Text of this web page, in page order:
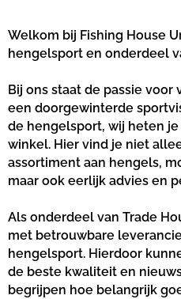
Welkom bij Fishing House
hengelsport en onderdeel
Bij ons staat de passie voor
een doorgewinterde
de hengelsport, wij heten
winkel. Hier vind je niet
assortiment aan hengels,
maar ook eerlijk advies en
Als onderdeel van Trade
met betrouwbare
hengelsport. Hierdoor
de beste kwaliteit en
begrijpen hoe belangrijk